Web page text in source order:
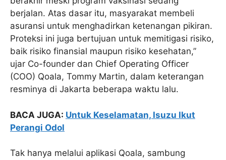
berjalan. Atas dasar itu, masyarakat membeli
asuransi untuk menghadirkan ketenangan pikiran.
Proteksi ini juga bertujuan untuk memitigasi risiko,
baik risiko finansial maupun risiko kesehatan,”
ujar Co-founder dan Chief Operating Officer
(COO) Qoala, Tommy Martin, dalam keterangan
resminya di Jakarta beberapa waktu lalu.
BACA JUGA: Untuk Keselamatan, Isuzu Ikut
Perangi Odol
Tak hanya melalui aplikasi Qoala, sambung